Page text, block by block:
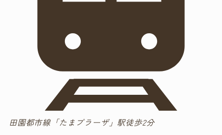
田園都市線「たまプラーザ」駅徒歩2分